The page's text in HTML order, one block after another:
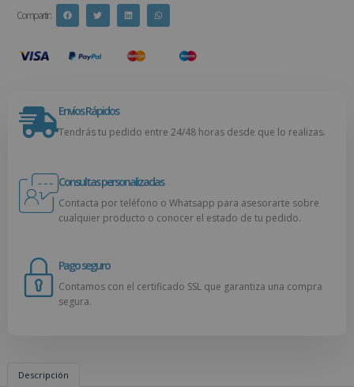
Compartir :
Envíos Rápidos
Tendrás tu pedido entre 24/48 horas desde que lo realizas.
Consultas personalizadas
Contacta por teléfono o Whatsapp para asesorarte sobre
cualquier producto o conocer el estado de tu pedido.
Pago seguro
Contamos con el certificado SSL que garantiza una compra
segura.
Descripción